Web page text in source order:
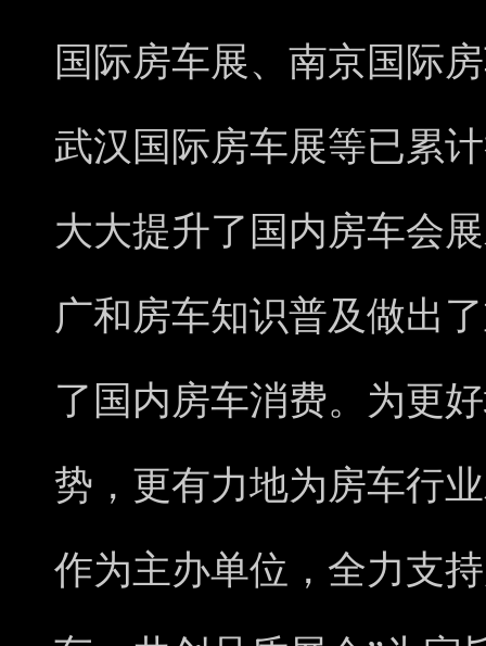
国际房车展、南京国际
武汉国际房车展等已累
大大提升了国内房车会
广和房车知识普及做出
了国内房车消费。为更
势，更有力地为房车行
作为主办单位，全力支